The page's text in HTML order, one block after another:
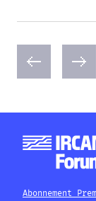
Abonnement